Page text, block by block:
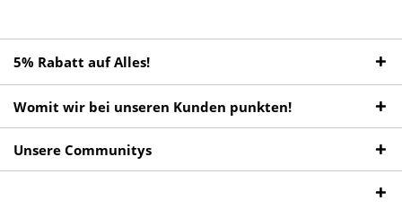
5% Rabatt auf Alles!
Womit wir bei unseren Kunden punkten!
Unsere Communitys